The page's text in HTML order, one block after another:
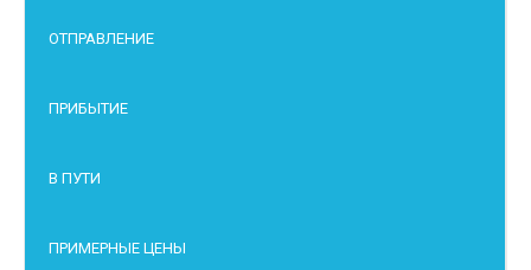
ОТПРАВЛЕНИЕ
ПРИБЫТИЕ
В ПУТИ
ПРИМЕРНЫЕ ЦЕНЫ